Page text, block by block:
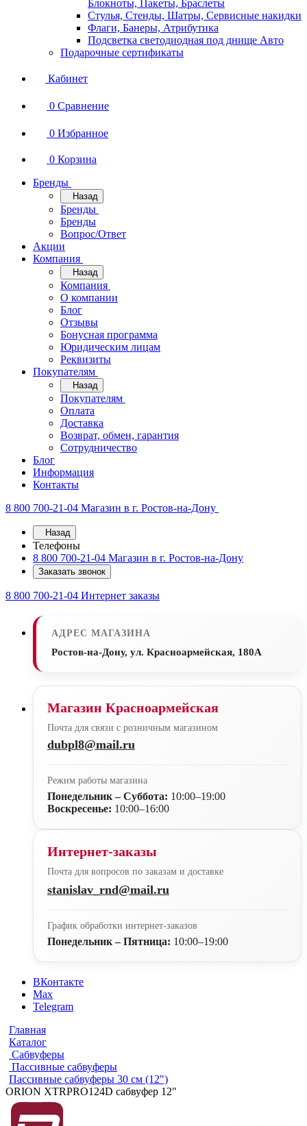
Блокноты, Пакеты, Браслеты
Стулья, Стенды, Шатры, Сервисные накидки
Флаги, Банеры, Атрибутика
Подсветка светодиодная под днище Авто
Подарочные сертификаты
Кабинет
0 Сравнение
0 Избранное
0 Корзина
Бренды
Назад
Бренды
Бренды
Вопрос/Ответ
Акции
Компания
Назад
Компания
О компании
Блог
Отзывы
Бонусная программа
Юридическим лицам
Реквизиты
Покупателям
Назад
Покупателям
Оплата
Доставка
Возврат, обмен, гарантия
Сотрудничество
Блог
Информация
Контакты
8 800 700-21-04 Магазин в г. Ростов-на-Дону
Назад
Телефоны
8 800 700-21-04 Магазин в г. Ростов-на-Дону
Заказать звонок
8 800 700-21-04 Интернет заказы
АДРЕС МАГАЗИНА
Ростов-на-Дону, ул. Красноармейская, 180А
Магазин Красноармейская
Почта для связи с розничным магазином
dubpl8@mail.ru
Режим работы магазина
Понедельник – Суббота: 10:00–19:00
Воскресенье: 10:00–16:00
Интернет-заказы
Почта для вопросов по заказам и доставке
stanislav_rnd@mail.ru
График обработки интернет-заказов
Понедельник – Пятница: 10:00–19:00
ВКонтакте
Max
Telegram
Главная
Каталог
Сабвуферы
Пассивные сабвуферы
Пассивные сабвуферы 30 см (12")
ORION XTRPRO124D сабвуфер 12"